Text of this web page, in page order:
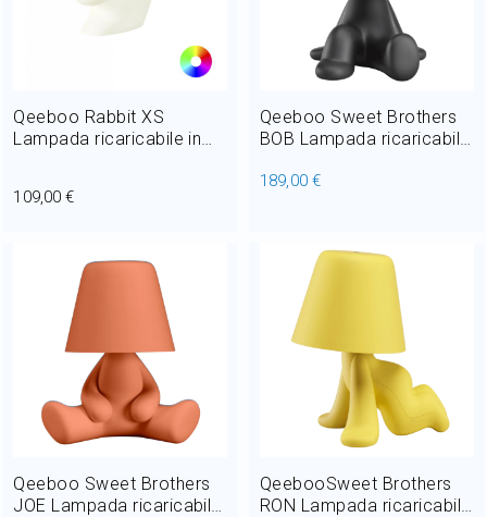
Qeeboo Rabbit XS
Lampada ricaricabile in
109,00 €
Qeeboo Sweet Brothers
BOB Lampada ricaricabile
cm
189,00 €
Qeeboo Sweet Brothers
JOE Lampada ricaricabile
QeebooSweet Brothers
RON Lampada ricaricabile